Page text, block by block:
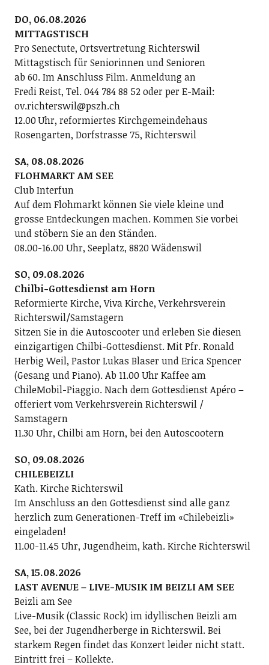
DO, 06.08.2026
MITTAGSTISCH
Pro Senectute, Ortsvertretung Richterswil
Mittagstisch für Seniorinnen und Senioren
ab 60. Im Anschluss Film. Anmeldung an
Fredi Reist, Tel. 044 784 88 52 oder per E-Mail:
ov.richterswil@pszh.ch
12.00 Uhr, reformiertes Kirchgemeindehaus
Rosengarten, Dorfstrasse 75, Richterswil
SA, 08.08.2026
FLOHMARKT AM SEE
Club Interfun
Auf dem Flohmarkt können Sie viele kleine und
grosse Entdeckungen machen. Kommen Sie vorbei
und stöbern Sie an den Ständen.
08.00-16.00 Uhr, Seeplatz, 8820 Wädenswil
SO, 09.08.2026
Chilbi-Gottesdienst am Horn
Reformierte Kirche, Viva Kirche, Verkehrsverein
Richterswil/Samstagern
Sitzen Sie in die Autoscooter und erleben Sie diesen
einzigartigen Chilbi-Gottesdienst. Mit Pfr. Ronald
Herbig Weil, Pastor Lukas Blaser und Erica Spencer
(Gesang und Piano). Ab 11.00 Uhr Kaffee am
ChileMobil-Piaggio. Nach dem Gottesdienst Apéro –
offeriert vom Verkehrsverein Richterswil /
Samstagern
11.30 Uhr, Chilbi am Horn, bei den Autoscootern
SO, 09.08.2026
CHILEBEIZLI
Kath. Kirche Richterswil
Im Anschluss an den Gottesdienst sind alle ganz
herzlich zum Generationen-Treff im «Chilebeizli»
eingeladen!
11.00-11.45 Uhr, Jugendheim, kath. Kirche Richterswil
SA, 15.08.2026
LAST AVENUE – LIVE-MUSIK IM BEIZLI AM SEE
Beizli am See
Live-Musik (Classic Rock) im idyllischen Beizli am
See, bei der Jugendherberge in Richterswil. Bei
starkem Regen findet das Konzert leider nicht statt.
Eintritt frei – Kollekte.